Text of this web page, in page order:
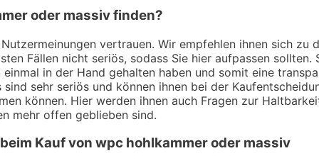
oder massiv finden?
vertrauen. Wir empfehlen ihnen sich
Fällen nicht seriös, sodass Sie hier aufpassen sollten.
in der Hand gehalten haben und somit eine
sehr seriös und können ihnen bei der
können. Hier werden ihnen auch Fragen zur
mehr offen geblieben sind.
Kauf von wpc hohlkammer oder massiv